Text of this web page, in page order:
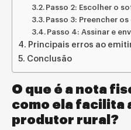
Passo 2: Escolher o
Passo 3: Preencher
Passo 4: Assinar e
Principais erros ao
Conclusão
O que é a nota
como ela facilita
produtor rural?